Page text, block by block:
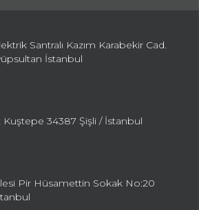
Santralı Kazım Karabekir Cad.
İstanbul
34387 Şişli / İstanbul
Pir Hüsamettin Sokak No:20